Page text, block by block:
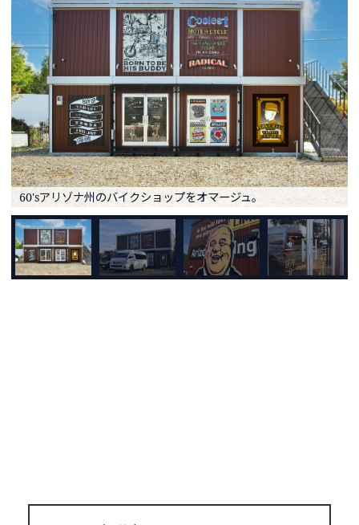
60'sアリゾナ州のバイクショップをオマージュ。